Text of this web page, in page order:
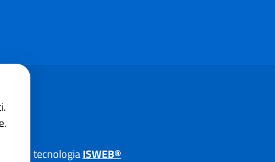
su tecnologiaISWEB®